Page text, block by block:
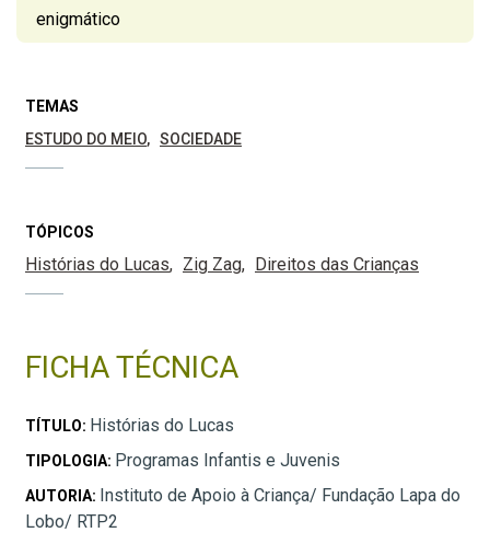
enigmático
TEMAS
ESTUDO DO MEIO
SOCIEDADE
TÓPICOS
Histórias do Lucas Zig Zag Direitos das Crianças
FICHA TÉCNICA
TÍTULO: Histórias do Lucas
TIPOLOGIA: Programas Infantis e Juvenis
AUTORIA: Instituto de Apoio à Criança/ Fundação Lapa do
Lobo/ RTP2